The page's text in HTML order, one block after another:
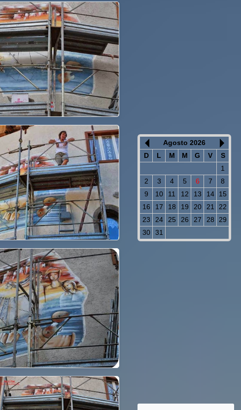
Agosto 2026
D
L M M G V
S
1
2
3 4 5 6 7
8
9
10 11 12 13 14
15
16
17 18 19 20 21
22
23
24 25 26 27 28
29
30
31